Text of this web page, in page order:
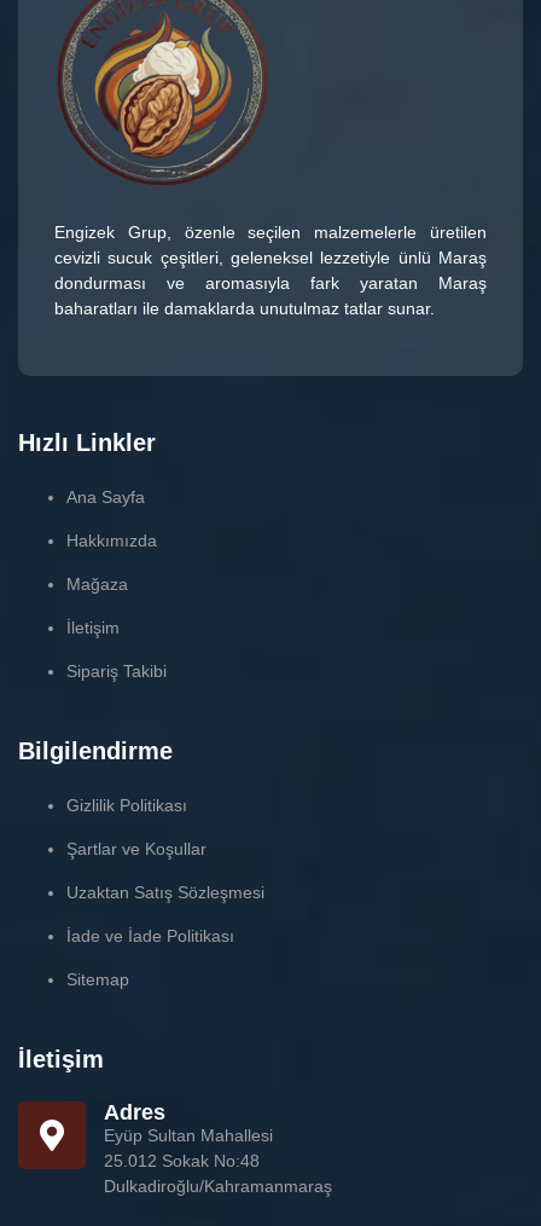
Engizek Grup, özenle seçilen malzemelerle üretilen
cevizli sucuk çeşitleri, geleneksel lezzetiyle ünlü Maraş
dondurması ve aromasıyla fark yaratan Maraş
baharatları ile damaklarda unutulmaz tatlar sunar.
Hızlı Linkler
Ana Sayfa
Hakkımızda
Mağaza
İletişim
Sipariş Takibi
Bilgilendirme
Gizlilik Politikası
Şartlar ve Koşullar
Uzaktan Satış Sözleşmesi
İade ve İade Politikası
Sitemap
İletişim
Adres
Eyüp Sultan Mahallesi
25.012 Sokak No:48
Dulkadiroğlu/Kahramanmaraş